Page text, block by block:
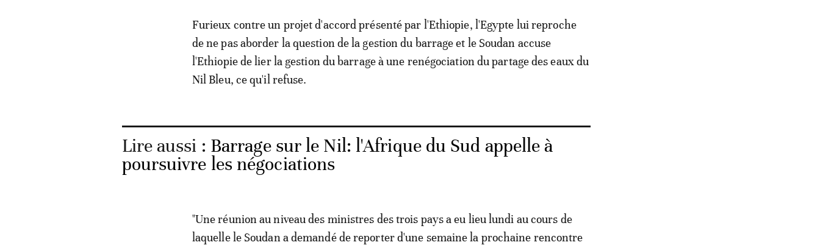
Furieux contre un projet d'accord présenté par l'Ethiopie, l'Egypte lui reproche
de ne pas aborder la question de la gestion du barrage et le Soudan accuse
l'Ethiopie de lier la gestion du barrage à une renégociation du partage des eaux du
Nil Bleu, ce qu'il refuse.
Lire aussi : Barrage sur le Nil: l'Afrique du Sud appelle à
poursuivre les négociations
"Une réunion au niveau des ministres des trois pays a eu lieu lundi au cours de
laquelle le Soudan a demandé de reporter d'une semaine la prochaine rencontre